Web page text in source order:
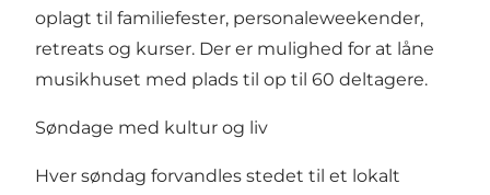
oplagt til familiefester, personaleweekender,
retreats og kurser. Der er mulighed for at låne
musikhuset med plads til op til 60 deltagere.
Søndage med kultur og liv
Hver søndag forvandles stedet til et lokalt